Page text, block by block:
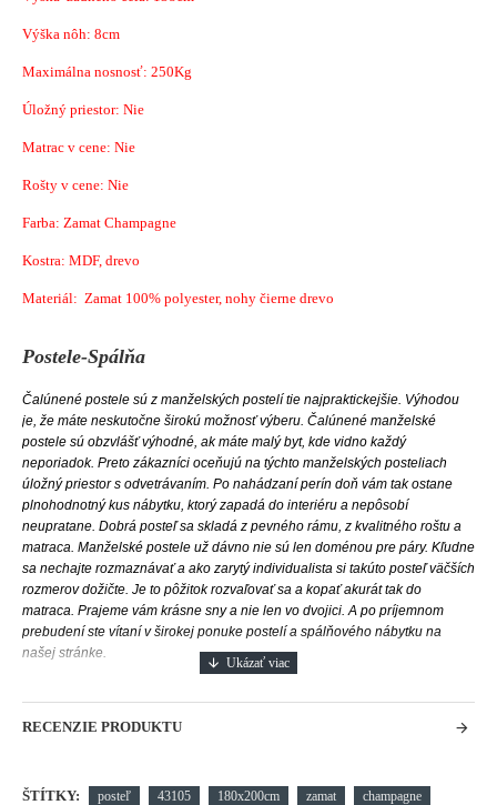
Výška nôh: 8cm
Maximálna nosnosť: 250Kg
Úložný priestor: Nie
Matrac v cene: Nie
Rošty v cene: Nie
Farba: Zamat Champagne
Kostra: MDF, drevo
Materiál: Zamat 100% polyester, nohy čierne drevo
Postele-Spálňa
Čalúnené postele sú z manželských postelí tie najpraktickejšie. Výhodou
je, že máte neskutočne širokú možnosť výberu. Čalúnené manželské
postele sú obzvlášť výhodné, ak máte malý byt, kde vidno každý
neporiadok. Preto zákazníci oceňujú na týchto manželských posteliach
úložný priestor s odvetrávaním. Po nahádzaní perín doň vám tak ostane
plnohodnotný kus nábytku, ktorý zapadá do interiéru a nepôsobí
neupratane. Dobrá posteľ sa skladá z pevného rámu, z kvalitného roštu a
matraca. Manželské postele už dávno nie sú len doménou pre páry. Kľudne
sa nechajte rozmaznávať a ako zarytý individualista si takúto posteľ väčších
rozmerov dožičte. Je to pôžitok rozvaľovať sa a kopať akurát tak do
matraca. Prajeme vám krásne sny a nie len vo dvojici. A po príjemnom
prebudení ste vítaní v širokej ponuke postelí a spálňového nábytku na
našej stránke.
RECENZIE PRODUKTU
ŠTÍTKY: posteľ 43105 180x200cm zamat
champagne